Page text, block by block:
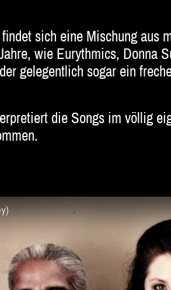
sich eine Mischung aus
wie Eurythmics, Donna
gelegentlich sogar ein
die Songs im völlig